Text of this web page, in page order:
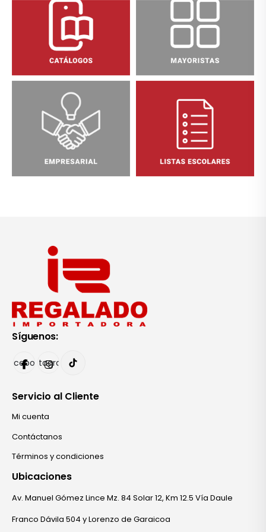
Síguenos:
FacebookInstagram
Servicio al Cliente
Mi cuenta
Contáctanos
Términos y condiciones
Ubicaciones
Av. Manuel Gómez Lince Mz. 84 Solar 12, Km 12.5 Vía Daule
Franco Dávila 504 y Lorenzo de Garaicoa